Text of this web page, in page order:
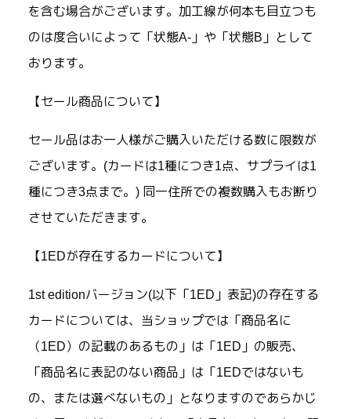
を含む場合がございます。加工線が何本も目立つも
のは度合いによって「状態A-」や「状態B」として
おります。
【セール商品について】
セール品はお一人様がご購入いただける数に限数が
ございます。(カードは1種につき1点、サプライは1
種につき3点まで。) 同一住所での複数購入もお断り
させていただきます。
【1EDが存在するカードについて】
1st editionバージョン(以下「1ED」表記)の存在する
カードについては、当ショップでは「商品名に
（1ED）の記載のあるもの」は「1ED」の販売、
「商品名に表記のない商品」は「1EDではないも
の、または選べないもの」となりますのであらかじ